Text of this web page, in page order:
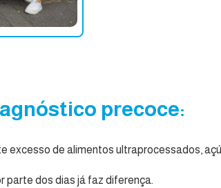
precoce:
excesso de alimentos ultraprocessados,
parte dos dias já faz diferença.